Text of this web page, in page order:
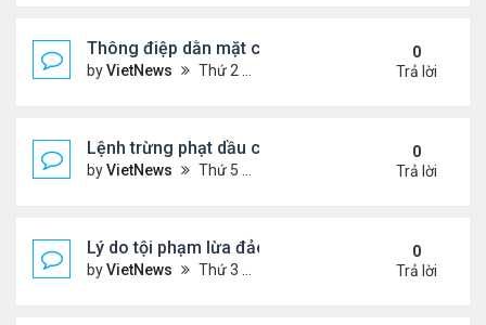
Thông điệp dằn mặt của Washington khi điều
byVietNews Thứ 2 Tháng 10 27, 2025 5:06 pm
0
Trả lời
Lệnh trừng phạt dầu của ông Trump có thể giáng
byVietNews Thứ 5 Tháng 10 23, 2025 5:12 pm
0
Trả lời
Lý do tội phạm lừa đảo ở Campuchia nhắm đến
byVietNews Thứ 3 Tháng 10 21, 2025 4:40 pm
0
Trả lời